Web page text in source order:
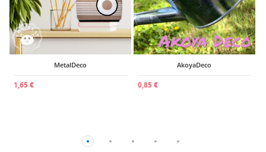
MetalDeco
1,65 €
AkoyaDeco
0,85 €